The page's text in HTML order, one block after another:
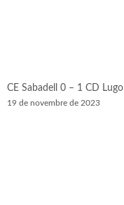
CE Sabadell 0 – 1 CD Lugo
19 de novembre de 2023